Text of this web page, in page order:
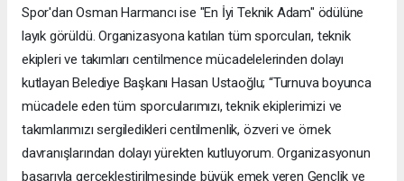
Spor'dan Osman Harmancı ise "En İyi Teknik Adam" ödülüne
layık görüldü. Organizasyona katılan tüm sporcuları, teknik
ekipleri ve takımları centilmence mücadelelerinden dolayı
kutlayan Belediye Başkanı Hasan Ustaoğlu; “Turnuva boyunca
mücadele eden tüm sporcularımızı, teknik ekiplerimizi ve
takımlarımızı sergiledikleri centilmenlik, özveri ve örnek
davranışlarından dolayı yürekten kutluyorum. Organizasyonun
başarıyla gerçekleştirilmesinde büyük emek veren Gençlik ve